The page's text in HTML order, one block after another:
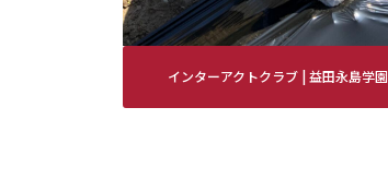
インターアクトクラブ | 益田永島学園